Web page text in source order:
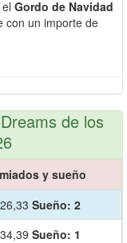
Gordo de Navidad
con un importe de
de los
y sueño
Sueño: 2
Sueño: 1